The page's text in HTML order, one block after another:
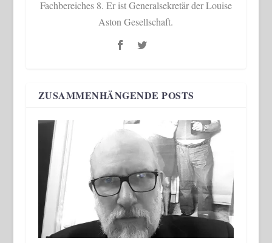
Fachbereiches 8. Er ist Generalsekretär der Louise
Aston Gesellschaft.
ZUSAMMENHÄNGENDE POSTS